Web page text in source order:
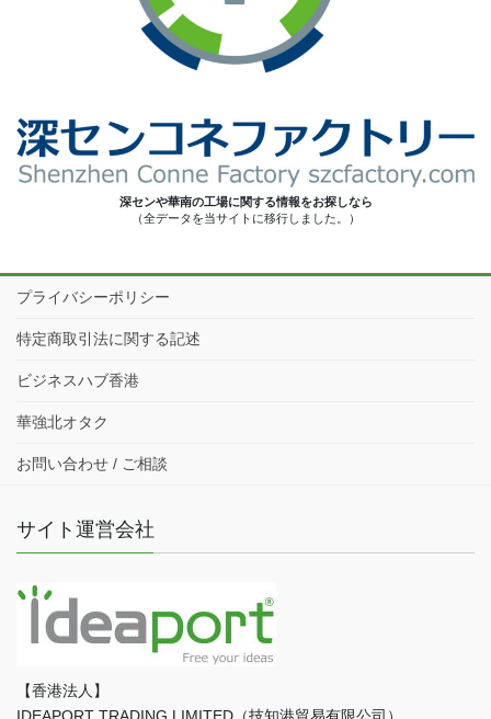
深センや華南の工場に関する情報をお探しなら
（全データを当サイトに移行しました。）
プライバシーポリシー
特定商取引法に関する記述
ビジネスハブ香港
華強北オタク
お問い合わせ / ご相談
サイト運営会社
【香港法人】